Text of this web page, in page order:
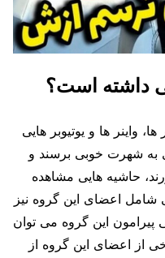
داشته است؟
واینر ها و یوتیوبر هایی
به شهرت خوبی برسند و
حاشیه‌ هایی مشاهده
اعضای این گروه نیز
این گروه می‌ توان
از اعضای این گروه از